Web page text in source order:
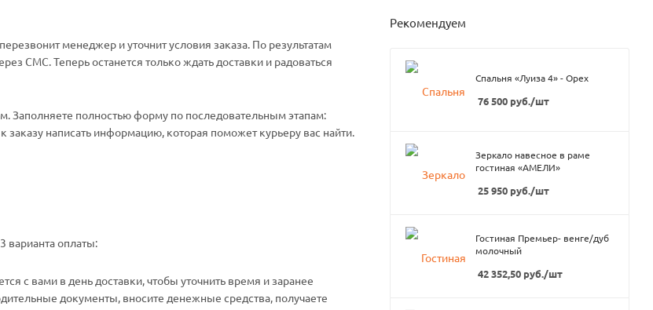
менеджер и уточнит условия заказа. По результатам
СМС. Теперь останется только ждать доставки и радоваться
полностью форму по последовательным этапам:
написать информацию, которая поможет курьеру вас найти.
варианта оплаты:
с вами в день доставки, чтобы уточнить время и заранее
документы, вносите денежные средства, получаете
Рекомендуем
Спальня «Луиза 4» - Орех
76 500 руб./шт
Зеркало навесное в раме
гостиная «АМЕЛИ»
25 950 руб./шт
Гостиная Премьер- венге/дуб
молочный
42 352,50 руб./шт